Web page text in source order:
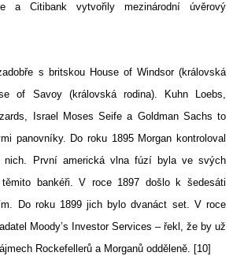
a Citibank vytvořily mezinárodní úvěrový
s britskou House of Windsor (královská
of Savoy (královská rodina). Kuhn Loebs,
Israel Moses Seife a Goldman Sachs to
panovníky. Do roku 1895 Morgan kontroloval
První americká vlna fúzí byla ve svých
těmito bankéři. V roce 1897 došlo k šedesáti
Do roku 1899 jich bylo dvanáct set. V roce
Moody’s Investor Services – řekl, že by už
Rockefellerů a Morganů odděleně. [10]